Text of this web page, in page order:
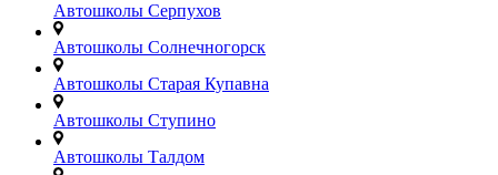
Автошколы Серпухов
Автошколы Солнечногорск
Автошколы Старая Купавна
Автошколы Ступино
Автошколы Талдом